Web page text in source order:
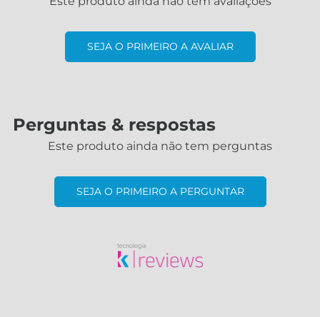
SEJA O PRIMEIRO A AVALIAR
Perguntas & respostas
Este produto ainda não tem perguntas
SEJA O PRIMEIRO A PERGUNTAR